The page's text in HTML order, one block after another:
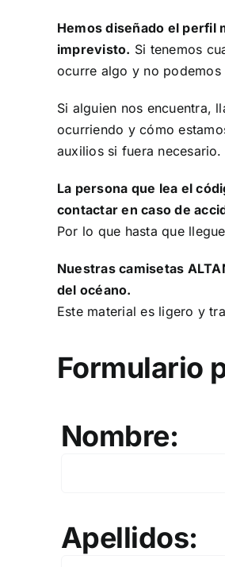
Hemos diseñado el perfil
imprevisto. Si tenemos
ocurre algo y no podemos
Si alguien nos encuentra,
ocurriendo y cómo
auxilios si fuera necesario.
La persona que lea el
contactar en caso de
Por lo que hasta que
Nuestras camisetas
del océano.
Este material es ligero y
Formulario
Nombre:
Apellidos: